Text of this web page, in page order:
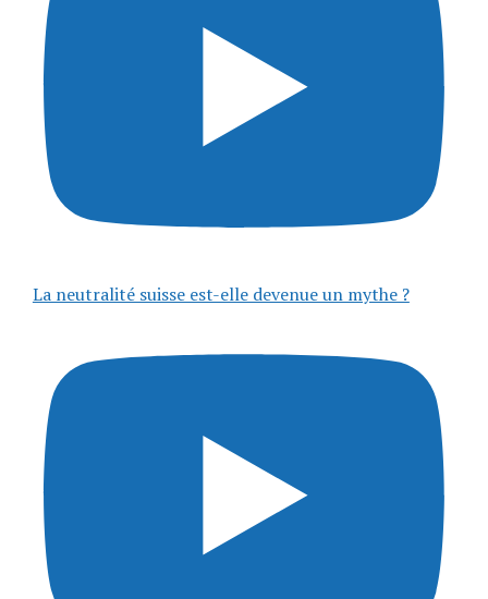
La neutralité suisse est-elle devenue un mythe ?